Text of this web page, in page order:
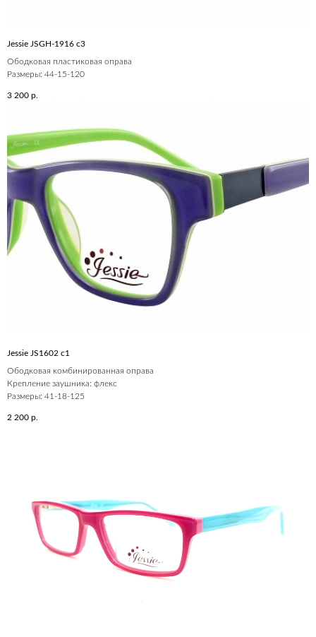
Jessie JSGH-1916 c3
Ободковая пластиковая оправа
Размеры: 44-15-120
3 200 р.
Jessie JS1602 c1
Ободковая комбинированная оправа
Крепление заушника: флекс
Размеры: 41-18-125
2 200 р.